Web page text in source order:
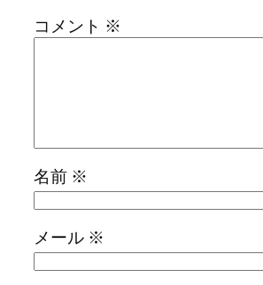
コメント ※
名前 ※
メール ※